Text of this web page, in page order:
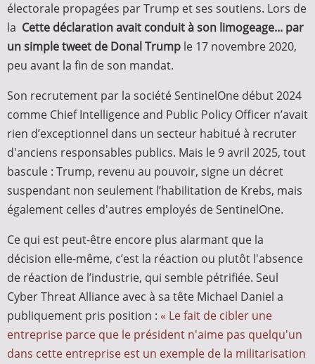
électorale propagées par Trump et ses soutiens. Lors de
la Cette déclaration avait conduit à son limogeage... par
un simple tweet de Donal Trump le 17 novembre 2020,
peu avant la fin de son mandat.
Son recrutement par la société SentinelOne début 2024
comme Chief Intelligence and Public Policy Officer n’avait
rien d’exceptionnel dans un secteur habitué à recruter
d'anciens responsables publics. Mais le 9 avril 2025, tout
bascule : Trump, revenu au pouvoir, signe un décret
suspendant non seulement l’habilitation de Krebs, mais
également celles d'autres employés de SentinelOne.
Ce qui est peut-être encore plus alarmant que la
décision elle-même, c’est la réaction ou plutôt l'absence
de réaction de l’industrie, qui semble pétrifiée. Seul
Cyber Threat Alliance avec à sa tête Michael Daniel a
publiquement pris position : « Le fait de cibler une
entreprise parce que le président n'aime pas quelqu'un
dans cette entreprise est un exemple de la militarisation